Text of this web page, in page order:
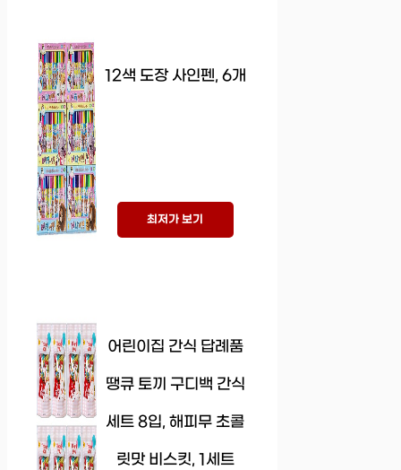
12색 도장 사인펜, 6개
최저가 보기
어린이집 간식 답례품
땡큐 토끼 구디백 간식
세트 8입, 해피무 초콜
릿맛 비스킷, 1세트